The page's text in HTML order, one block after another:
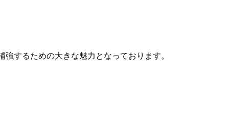
するための大きな魅力となっております。